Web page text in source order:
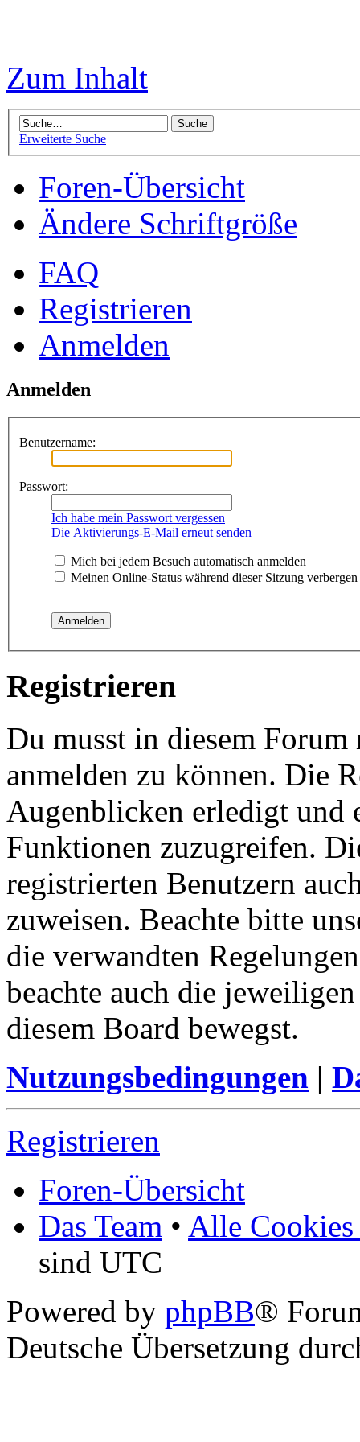
Zum Inhalt
Erweiterte Suche
Foren-Übersicht
Ändere Schriftgröße
FAQ
Registrieren
Anmelden
Anmelden
Benutzername:
Passwort:
Ich habe mein Passwort vergessen
Die Aktivierungs-E-Mail erneut senden
Mich bei jedem Besuch automatisch anmelden
Meinen Online-Status während dieser Sitzung verbergen
Registrieren
Du musst in diesem
anmelden zu können. Die
Augenblicken erledigt und
Funktionen zuzugreifen.
registrierten Benutzern
zuweisen. Beachte bitte
die verwandten
beachte auch die
diesem Board bewegst.
Nutzungsbedingungen |
Registrieren
Foren-Übersicht
Das Team • Alle Cookies
sind UTC
Powered by phpBB®
Deutsche Übersetzung